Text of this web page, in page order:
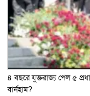
৪ বছরে যুক্তরাজ্য পেল ৫
বার্নহাম?